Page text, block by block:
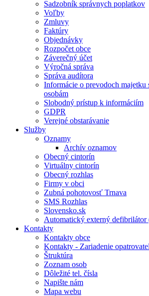
Sadzobník správnych poplatkov
Voľby
Zmluvy
Faktúry
Objednávky
Rozpočet obce
Záverečný účet
Výročná správa
Správa audítora
Informácie o prevodoch majetku
osobám
Slobodný prístup k informáciím
GDPR
Verejné obstarávanie
Služby
Oznamy
Archív oznamov
Obecný cintorín
Virtuálny cintorín
Obecný rozhlas
Firmy v obci
Zubná pohotovosť Trnava
SMS Rozhlas
Slovensko.sk
Automatický externý
Kontakty
Kontakty obce
Kontakty - Zariadenie
Štruktúra
Zoznam osob
Dôležité tel. čísla
Napište nám
Mapa webu